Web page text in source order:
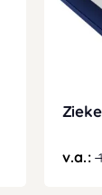
v.a.: